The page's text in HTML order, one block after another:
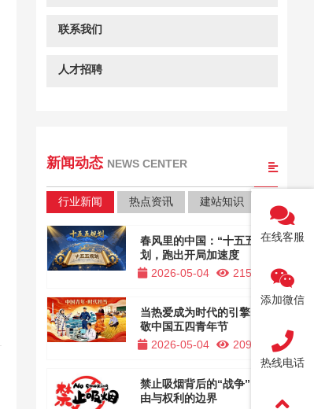
联系我们
人才招聘
新闻动态 NEWS CENTER
行业新闻 热点资讯 建站知识
春风里的中国：“十五五”规
划，跑出开局加速度
2026-05-04
215
当热爱成为时代的引擎，致
敬中国五四青年节
2026-05-04
209
禁止吸烟背后的“战争”，自
由与权利的边界
在线客服
添加微信
热线电话